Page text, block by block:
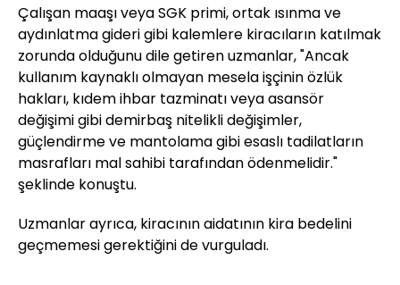
Çalışan maaşı veya SGK primi, ortak ısınma ve
aydınlatma gideri gibi kalemlere kiracıların katılmak
zorunda olduğunu dile getiren uzmanlar, "Ancak
kullanım kaynaklı olmayan mesela işçinin özlük
hakları, kıdem ihbar tazminatı veya asansör
değişimi gibi demirbaş nitelikli değişimler,
güçlendirme ve mantolama gibi esaslı tadilatların
masrafları mal sahibi tarafından ödenmelidir."
şeklinde konuştu.
Uzmanlar ayrıca, kiracının aidatının kira bedelini
geçmemesi gerektiğini de vurguladı.